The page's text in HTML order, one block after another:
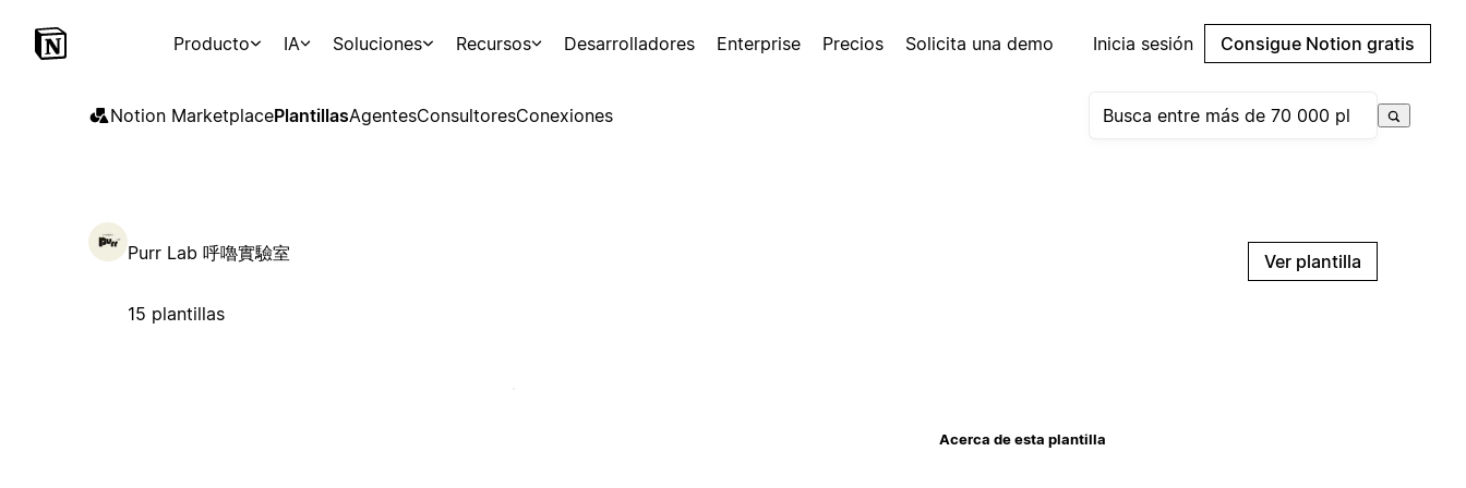
Producto IA Soluciones Recursos Desarrolladores Enterprise Precios Solicita una demo Inicia sesión Consigue Notion gratis
Notion MarketplacePlantillasAgentesConsultoresConexiones
Purr Lab 呼嚕實驗室
15 plantillas
Ver plantilla
Acerca de esta plantilla